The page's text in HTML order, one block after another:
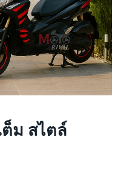
ม สไตล์